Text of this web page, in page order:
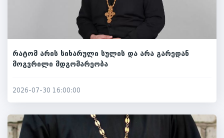
რატომ არის სიხარული სულის და არა გარედან
მოგვრილი მდგომარეობა
2026-07-30 16:00:00